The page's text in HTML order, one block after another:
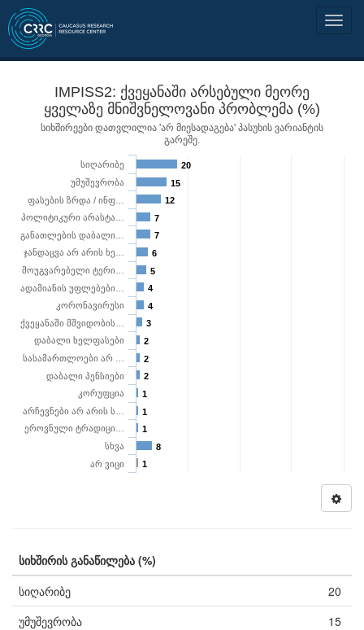
IMPISS2: ქვეყანაში არსებული მეორე
ყველაზე მნიშვნელოვანი პრობლემა (%)
სიხშირეები დათვლილია 'არ მიესადაგება' პასუხის ვარიანტის
გარეშე.
20
15
12
7
7
6
5
4
4
3
2
2
2
1
1
1
8
1
სიღარიბე
უმუშევრობა
ფასების ზრდა / ინფ…
პოლიტიკური არასტა…
განათლების დაბალი…
ჯანდაცვა არ არის ხე…
მოუგვარებელი ტერი…
ადამიანის უფლებები…
კორონავირუსი
ქვეყანაში მშვიდობის…
დაბალი ხელფასები
სასამართლოები არ …
დაბალი პენსიები
კორუფცია
არჩევნები არ არის ს…
ეროვნული ტრადიცი…
სხვა
არ ვიცი
სიხშირის განაწილება (%)
სიღარიბე
20
უმუშევრობა
15